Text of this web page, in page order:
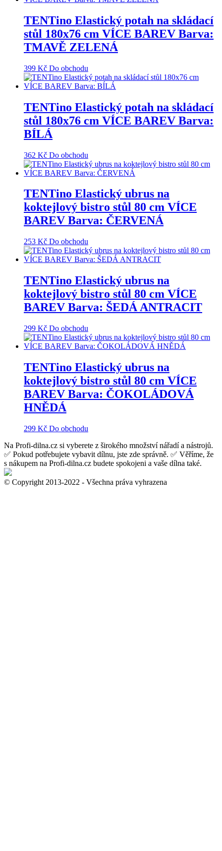
TENTino Elastický potah na skládací
stůl 180x76 cm VÍCE BAREV Barva:
TMAVĚ ZELENÁ
399 Kč Do obchodu
TENTino Elastický potah na skládací
stůl 180x76 cm VÍCE BAREV Barva:
BÍLÁ
362 Kč Do obchodu
TENTino Elastický ubrus na
koktejlový bistro stůl 80 cm VÍCE
BAREV Barva: ČERVENÁ
253 Kč Do obchodu
TENTino Elastický ubrus na
koktejlový bistro stůl 80 cm VÍCE
BAREV Barva: ŠEDÁ ANTRACIT
299 Kč Do obchodu
TENTino Elastický ubrus na
koktejlový bistro stůl 80 cm VÍCE
BAREV Barva: ČOKOLÁDOVÁ
HNĚDÁ
299 Kč Do obchodu
Na Profi-dilna.cz si vyberete z širokého množství nářadí a nástrojů.
✅ Pokud potřebujete vybavit dílnu, jste zde správně. ✅ Věříme, že
s nákupem na Profi-dilna.cz budete spokojeni a vaše dílna také.
© Copyright 2013-2022 - Všechna práva vyhrazena